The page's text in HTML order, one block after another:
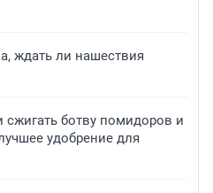
ждать ли нашествия
ботву помидоров и
удобрение для